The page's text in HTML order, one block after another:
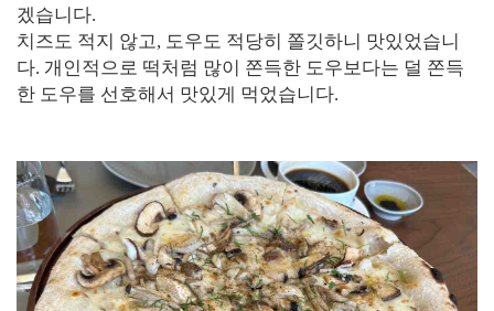
겠습니다.
치즈도 적지 않고, 도우도 적당히 쫄깃하니 맛있었습니
다. 개인적으로 떡처럼 많이 쫀득한 도우보다는 덜 쫀득
한 도우를 선호해서 맛있게 먹었습니다.